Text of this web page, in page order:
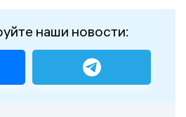
наши новости: